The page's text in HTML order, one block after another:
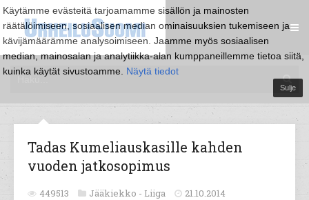
Käytämme evästeitä tarjoamamme sisällön ja mainosten
räätälöimiseen, sosiaalisen median ominaisuuksien tukemiseen ja
kävijämäärämme analysoimiseen. Jaamme myös sosiaalisen
median, mainosalan ja analytiikka-alan kumppaneillemme tietoa siitä,
kuinka käytät sivustoamme. Näytä tiedot
Sulje
Tadas Kumeliauskasille kahden
vuoden jatkosopimus
449513 Jääkiekko - Liiga 21.10.2014